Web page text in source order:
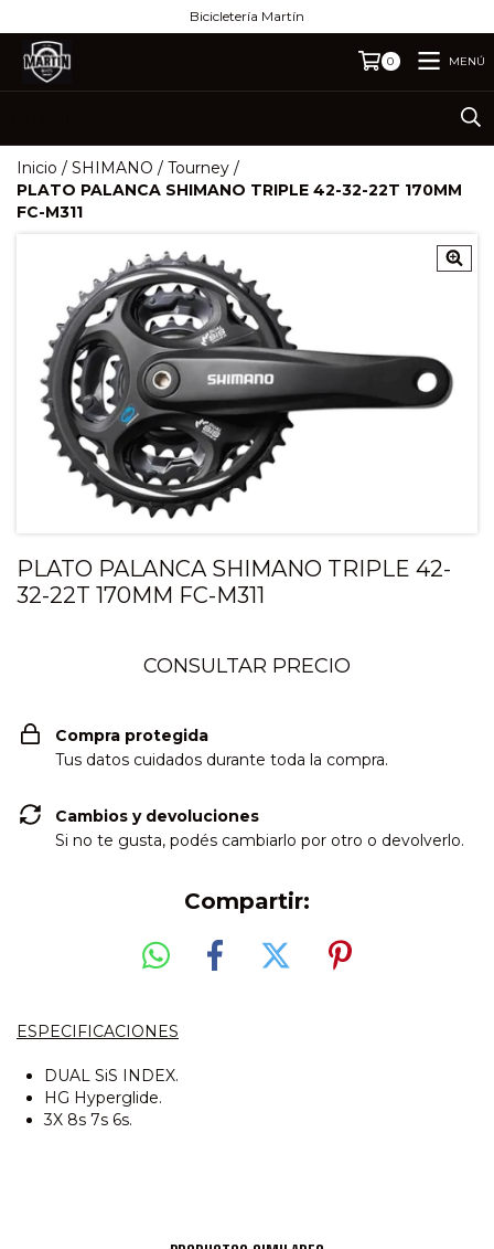
Bicicletería Martín
0 MENÚ
Inicio / SHIMANO / Tourney /
PLATO PALANCA SHIMANO TRIPLE 42-32-22T 170MM
FC-M311
PLATO PALANCA SHIMANO TRIPLE 42-
32-22T 170MM FC-M311
Compra protegida
Tus datos cuidados durante toda la compra.
Cambios y devoluciones
Si no te gusta, podés cambiarlo por otro o devolverlo.
Compartir:
ESPECIFICACIONES
DUAL SiS INDEX.
HG Hyperglide.
3X 8s 7s 6s.